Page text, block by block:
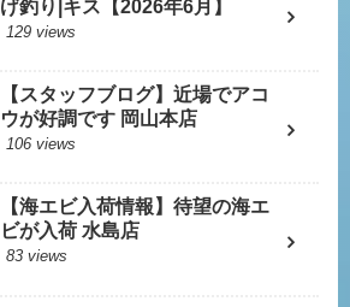
げ釣り|キス【2026年6月】
129 views
【スタッフブログ】近場でアコ
ウが好調です 岡山本店
106 views
【海エビ入荷情報】待望の海エ
ビが入荷 水島店
83 views